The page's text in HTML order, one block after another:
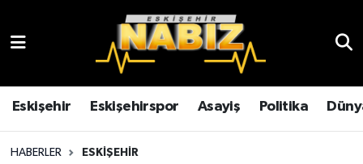
Eskişehir Eskişehirspor Asayiş Politika
HABERLER ESKIŞEHIR
Çevre
Eskişehir Hava Durumu
Eskişehir Trafik Yoğunluk Haritası
TFF 3.Lig 4.Grup Puan Durumu ve Fikstür